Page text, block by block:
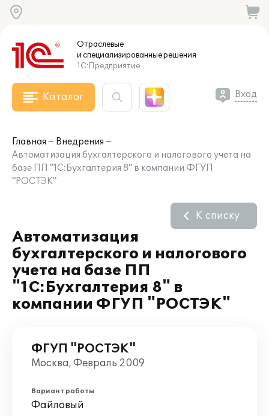
Отраслевые
и специализированныерешения
1С:Предприятие
Каталог Вход
Главная
Внедрения
Автоматизация бухгалтерского и налогового учета на
базе ПП "1С:Бухгалтерия 8" в компании ФГУП
"РОСТЭК"
Автоматизация
бухгалтерского и налогового
учета на базе ПП
"1С:Бухгалтерия 8" в
компании ФГУП "РОСТЭК"
К списку
ФГУП "РОСТЭК"
Москва, Февраль 2009
Вариант работы
Файловый